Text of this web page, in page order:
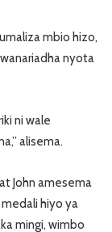
mbio hizo,
nyota
ni wale
alisema.
John amesema
hiyo ya
mingi, wimbo